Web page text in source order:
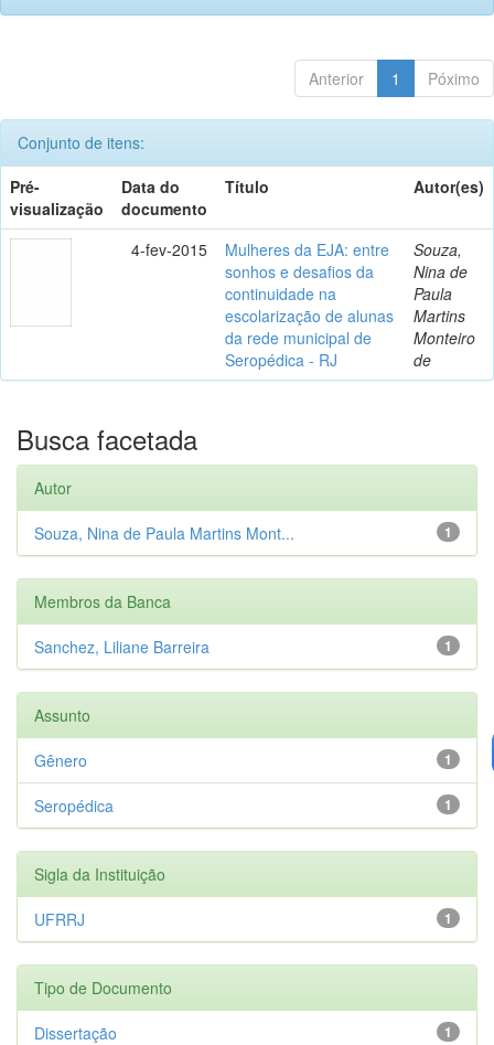
Anterior 1 Póximo
Conjunto de itens:
Pré-
visualização
Data do
documento
Título Autor(es)
4-fev-2015
Mulheres da EJA: entre
sonhos e desafios da
continuidade na
escolarização de alunas
da rede municipal de
Seropédica - RJ
Souza,
Nina de
Paula
Martins
Monteiro
de
Busca facetada
Autor
1
Souza, Nina de Paula Martins Mont...
Membros da Banca
1
Sanchez, Liliane Barreira
Assunto
1
Gênero
1
Seropédica
Sigla da Instituição
1
UFRRJ
Tipo de Documento
1
Dissertação